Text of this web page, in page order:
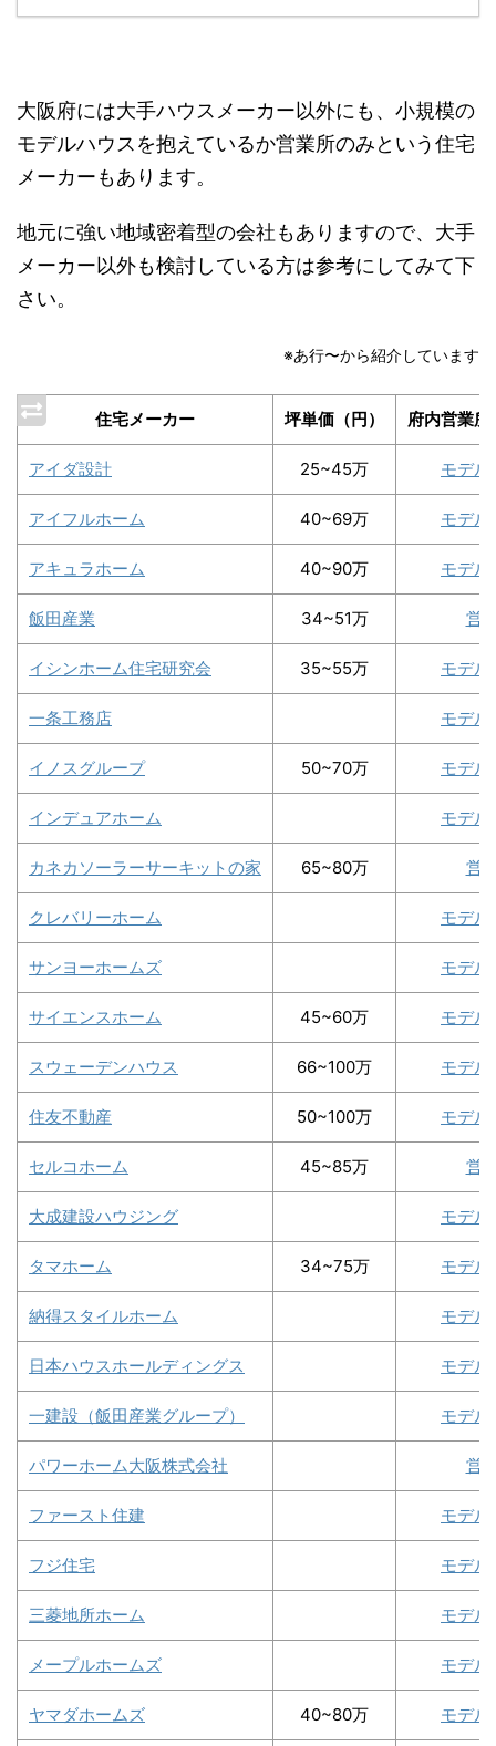
大阪府には大手ハウスメーカー以外にも、小規模の
モデルハウスを抱えているか営業所のみという住宅
メーカーもあります。
地元に強い地域密着型の会社もありますので、大手
メーカー以外も検討している方は参考にしてみて下
さい。
※あ行〜から紹介しています
住宅メーカー 坪単価（円） 府内営業
アイダ設計 25~45万 モデル
アイフルホーム 40~69万 モデル
アキュラホーム 40~90万 モデル
飯田産業 34~51万 営
イシンホーム住宅研究会 35~55万 モデル
一条工務店 モデル
イノスグループ 50~70万 モデル
インデュアホーム モデル
カネカソーラーサーキットの家 65~80万 営
クレバリーホーム モデル
サンヨーホームズ モデル
サイエンスホーム 45~60万 モデル
スウェーデンハウス 66~100万 モデル
住友不動産 50~100万 モデル
セルコホーム 45~85万 営
大成建設ハウジング モデル
タマホーム 34~75万 モデル
納得スタイルホーム モデル
日本ハウスホールディングス モデル
一建設（飯田産業グループ） モデル
パワーホーム大阪株式会社 営
ファースト住建 モデル
フジ住宅 モデル
三菱地所ホーム モデル
メープルホームズ モデル
ヤマダホームズ 40~80万 モデル